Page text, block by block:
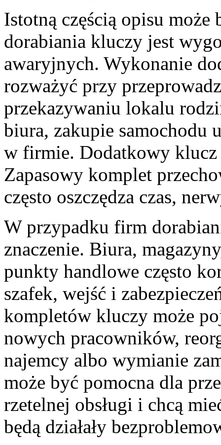
Istotną częścią opisu może
dorabiania kluczy jest
awaryjnych. Wykonanie
rozważyć przy
przekazywaniu lokalu
biura, zakupie samochodu
w firmie. Dodatkowy klucz
Zapasowy komplet
często oszczędza czas,
W przypadku firm
znaczenie. Biura,
punkty handlowe często
szafek, wejść i
kompletów kluczy może
nowych pracowników,
najemcy albo wymianie
może być pomocna dla
rzetelnej obsługi i chcą
będą działały